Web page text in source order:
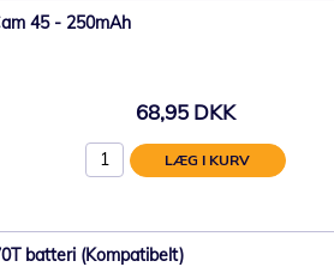
45 - 250mAh
68,95 DKK
LÆG I KURV
batteri (Kompatibelt)